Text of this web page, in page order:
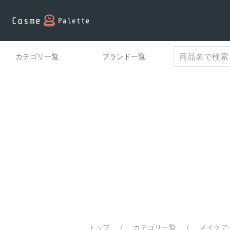
カテゴリ一覧 ブランド一覧
トップ カテゴリ一覧 メイク